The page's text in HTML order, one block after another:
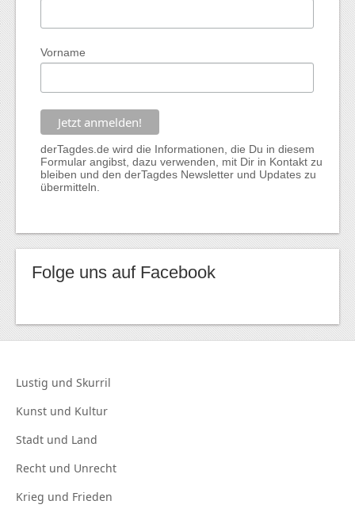
Vorname
derTagdes.de wird die Informationen, die Du in diesem
Formular angibst, dazu verwenden, mit Dir in Kontakt zu
bleiben und den derTagdes Newsletter und Updates zu
übermitteln.
Folge uns auf Facebook
Lustig und Skurril
Kunst und Kultur
Stadt und Land
Recht und Unrecht
Krieg und Frieden